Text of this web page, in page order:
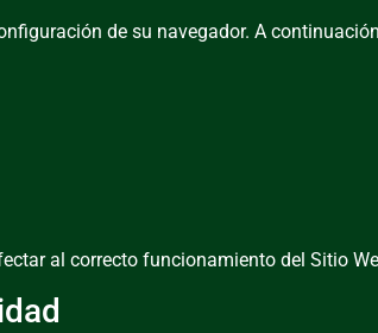
de su navegador. A
al correcto funcionamiento del Sitio